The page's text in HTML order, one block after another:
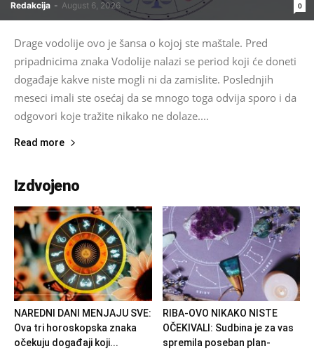
Redakcija - August 6, 2026 0
Drage vodolije ovo je šansa o kojoj ste maštale. Pred
pripadnicima znaka Vodolije nalazi se period koji će doneti
događaje kakve niste mogli ni da zamislite. Poslednjih
meseci imali ste osećaj da se mnogo toga odvija sporo i da
odgovori koje tražite nikako ne dolaze....
Read more
Izdvojeno
NAREDNI DANI MENJAJU SVE:
Ova tri horoskopska znaka
očekuju događaji koji...
RIBA-OVO NIKAKO NISTE
OČEKIVALI: Sudbina je za vas
spremila poseban plan-